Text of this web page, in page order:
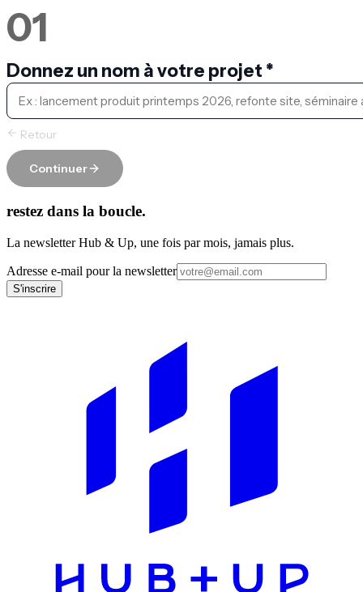
01
Donnez un nom à votre projet *
Retour
Continuer
restez dans la boucle.
La newsletter Hub & Up, une fois par mois, jamais plus.
Adresse e-mail pour la newsletter
S'inscrire